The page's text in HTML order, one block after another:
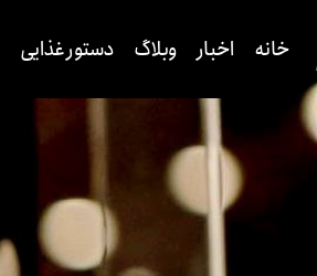
خانه اخبار وبلاگ دستور غذایی